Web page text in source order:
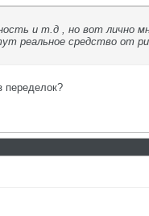
и т.д , но вот лично
реальное средство
переделок?